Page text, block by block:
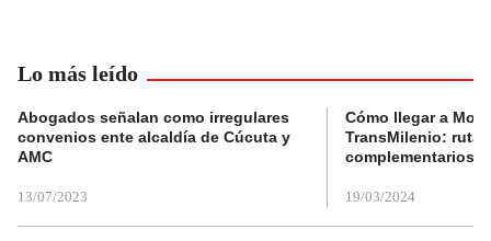
Lo más leído
Abogados señalan como irregulares
convenios ente alcaldía de Cúcuta y
AMC
13/07/2023
Cómo llegar a
TransMilenio:
complementarios
19/03/2024